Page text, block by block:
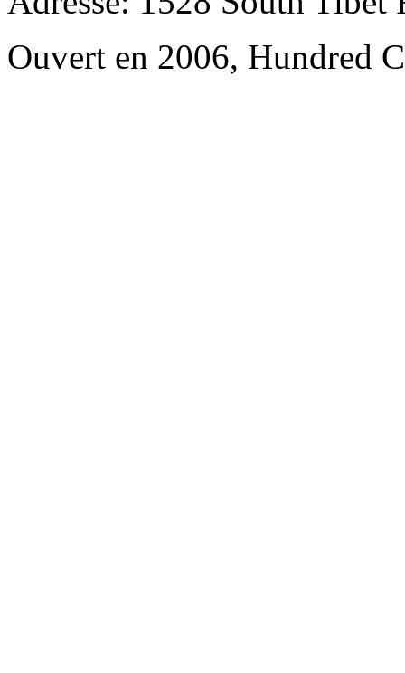
Ouvert en 2006, Hundred